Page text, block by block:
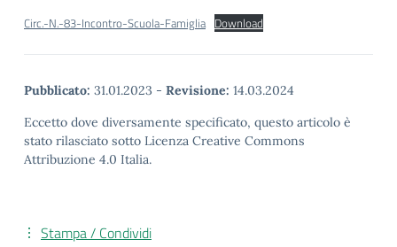
Circ.-N.-83-Incontro-Scuola-Famiglia Download
Pubblicato: 31.01.2023 - Revisione: 14.03.2024
Eccetto dove diversamente specificato, questo articolo è
stato rilasciato sotto Licenza Creative Commons
Attribuzione 4.0 Italia.
Stampa / Condividi